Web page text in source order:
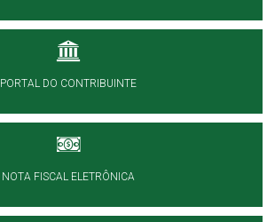
PORTAL DO CONTRIBUINTE
NOTA FISCAL ELETRÔNICA